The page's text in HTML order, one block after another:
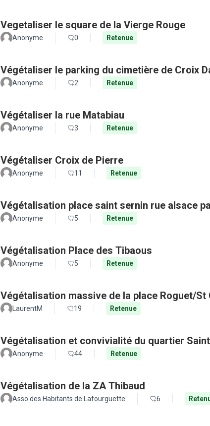
Vegetaliser le square de la Vierge Rouge
Anonyme 0 Retenue
Végétaliser le parking du cimetière de Croix
Anonyme 2 Retenue
Végétaliser la rue Matabiau
Anonyme 3 Retenue
Végétaliser Croix de Pierre
Anonyme 11 Retenue
Végétalisation place saint sernin rue alsace
Anonyme 5 Retenue
Végétalisation Place des Tibaous
Anonyme 5 Retenue
Végétalisation massive de la place Roguet/St
LaurentM 19 Retenue
Végétalisation et convivialité du quartier
Anonyme 44 Retenue
Végétalisation de la ZA Thibaud
Asso des Habitants de Lafourguette 6